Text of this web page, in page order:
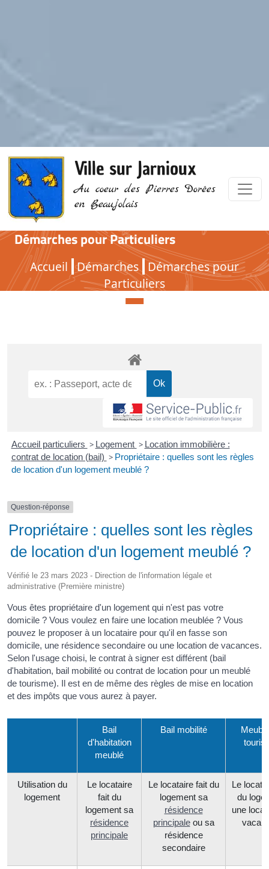
Ville sur Jarnioux
Au coeur des Pierres Dorées
en Beaujolais
Démarches pour Particuliers
Accueil Démarches Démarches pour
Particuliers
Démarches pour Particuliers
Accueil particuliers > Logement > Location immobilière :
contrat de location (bail) > Propriétaire : quelles sont les règles
de location d'un logement meublé ?
Question-réponse
Propriétaire : quelles sont les règles
de location d'un logement meublé ?
Vérifié le 23 mars 2023 - Direction de l'information légale et
administrative (Première ministre)
Vous êtes propriétaire d'un logement qui n'est pas votre
domicile ? Vous voulez en faire une location meublée ? Vous
pouvez le proposer à un locataire pour qu'il en fasse son
domicile, une résidence secondaire ou une location de vacances.
Selon l'usage choisi, le contrat à signer est différent (bail
d'habitation, bail mobilité ou contrat de location pour un meublé
de tourisme). Il est en de même des règles de mise en location
et des impôts que vous aurez à payer.
Bail
d'habitation
meublé
Bail mobilité
Utilisation du
logement
Le locataire
fait du
logement sa
résidence
principale
Le locataire fait du
logement sa
résidence
principaleou sa
résidence
secondaire
Le
du
une